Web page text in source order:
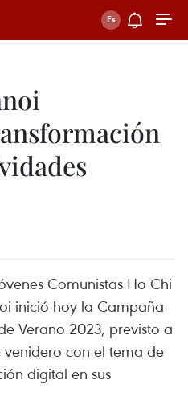
Comunistas Ho Chi
inició hoy la Campaña
Verano 2023, previsto a
con el tema de
digital en sus